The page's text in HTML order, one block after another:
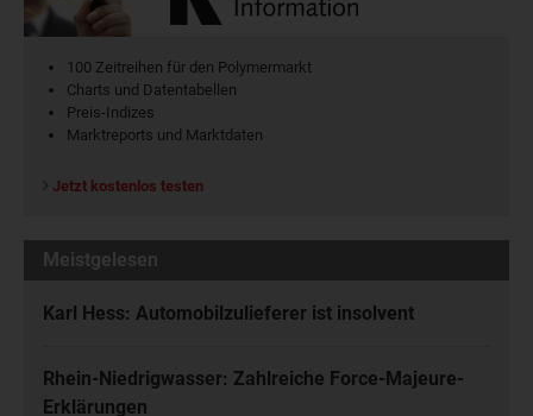
100 Zeitreihen für den Polymermarkt
Charts und Datentabellen
Preis-Indizes
Marktreports und Marktdaten
Jetzt kostenlos testen
Meistgelesen
Karl Hess: Automobilzulieferer ist insolvent
Rhein-Niedrigwasser: Zahlreiche Force-Majeure-
Erklärungen